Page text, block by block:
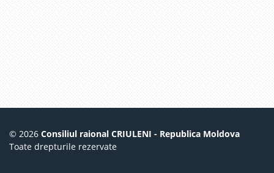
© 2026 Consiliul raional CRIULENI - Republica Moldova
Toate drepturile rezervate